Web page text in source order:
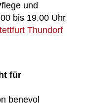
und
bis 19.00 Uhr
Thundorf
für
benevol